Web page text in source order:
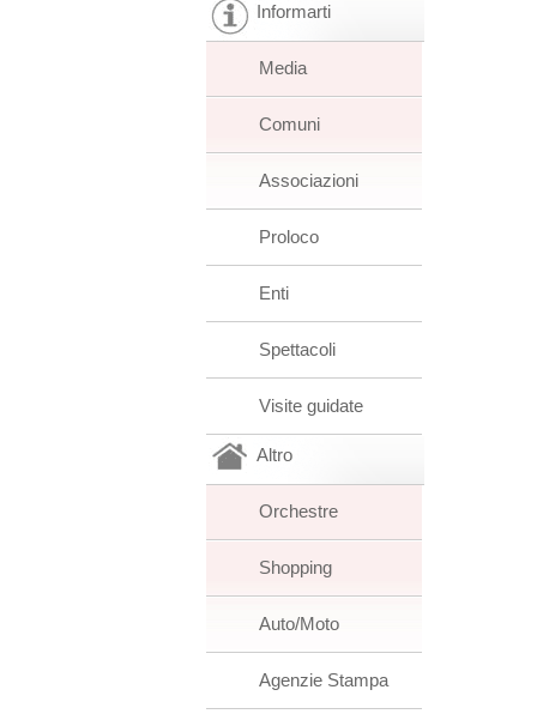
Informarti
Media
Comuni
Associazioni
Proloco
Enti
Spettacoli
Visite guidate
Altro
Orchestre
Shopping
Auto/Moto
Agenzie Stampa